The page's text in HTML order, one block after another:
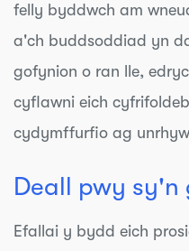
felly byddwch am
a'ch buddsoddiad yn
gofynion o ran lle,
cyflawni eich
cydymffurfio ag
Deall pwy sy'n
Efallai y bydd eich